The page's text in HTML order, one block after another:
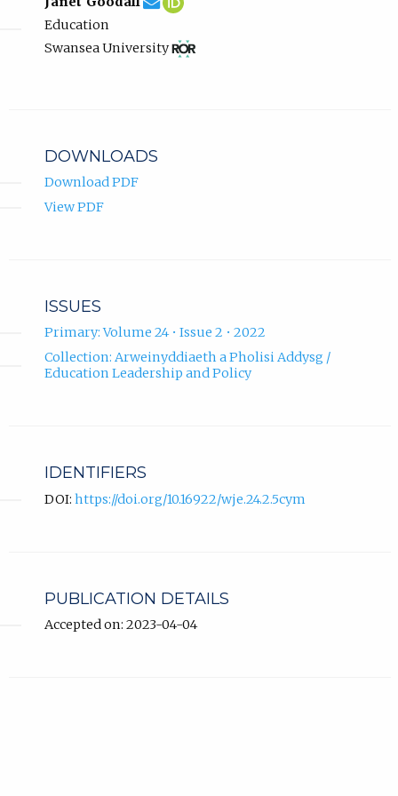
Janetemail,
in
email
profile.
tab)
Education
Swansea UniversityView
ROR
(opens
in
DOWNLOADS
Download PDF
View PDF
ISSUES
Primary: Volume 24 • Issue 2 • 2022
Collection: Arweinyddiaeth a Pholisi Addysg /
Education Leadership and Policy
IDENTIFIERS
DOI: https://doi.org/10.16922/wje.24.2.5cym
PUBLICATION DETAILS
Accepted on: 2023-04-04